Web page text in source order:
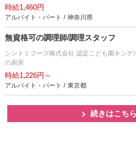
時給1,460円
アルバイト・パート / 神奈川県
無資格可の調理師/調理スタッフ
シントミフーズ株式会社 認定こども園キンデ
の厨房
時給1,226円～
アルバイト・パート / 東京都
続きはこちら